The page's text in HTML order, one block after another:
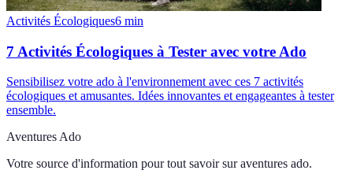
Activités Écologiques6 min
7 Activités Écologiques à Tester avec votre Ado
Sensibilisez votre ado à l'environnement avec ces 7 activités
écologiques et amusantes. Idées innovantes et engageantes à tester
ensemble.
Aventures Ado
Votre source d'information pour tout savoir sur aventures ado.